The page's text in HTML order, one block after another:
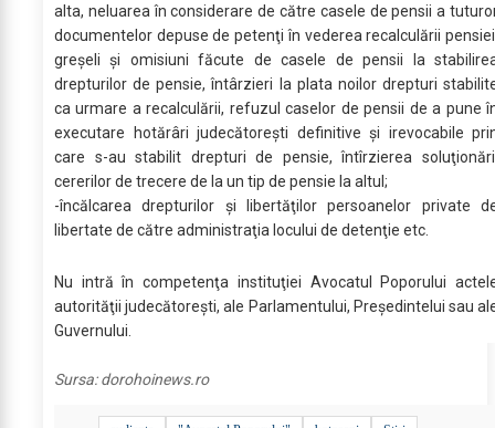
alta, neluarea în considerare de către casele de pensii a
documentelor depuse de petenţi în vederea recalculării
greşeli şi omisiuni făcute de casele de pensii la
drepturilor de pensie, întârzieri la plata noilor drepturi
ca urmare a recalculării, refuzul caselor de pensii de a pune
executare hotărâri judecătoreşti definitive şi irevocabile
care s-au stabilit drepturi de pensie, întîrzierea
cererilor de trecere de la un tip de pensie la altul;
-încălcarea drepturilor şi libertăţilor persoanelor private
libertate de către administraţia locului de detenţie etc.
Nu intră în competenţa instituţiei Avocatul Poporului
autorităţii judecătoreşti, ale Parlamentului, Preşedintelui sau
Guvernului.
Sursa:dorohoinews.ro